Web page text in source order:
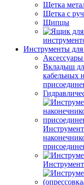
Щетка
Щетка с
Щипцы
Инструменты для
Вкладыш
кабельных